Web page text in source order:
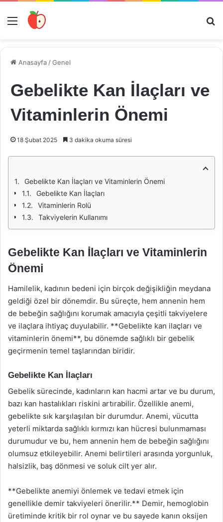
Menü
Anasayfa /Genel
Gebelikte Kan İlaçları ve
Vitaminlerin Önemi
18 Şubat 2025 3 dakika okuma süresi
Gebelikte Kan İlaçları ve Vitaminlerin Önemi
Gebelikte Kan İlaçları
Vitaminlerin Rolü
Takviyelerin Kullanımı
Gebelikte Kan İlaçları ve Vitaminlerin
Önemi
Hamilelik, kadının bedeni için birçok değişikliğin meydana
geldiği özel bir dönemdir. Bu süreçte, hem annenin hem
de bebeğin sağlığını korumak amacıyla çeşitli takviyelere
ve ilaçlara ihtiyaç duyulabilir. **Gebelikte kan ilaçları ve
vitaminlerin önemi**, bu dönemde sağlıklı bir gebelik
geçirmenin temel taşlarından biridir.
Gebelikte Kan İlaçları
Gebelik sürecinde, kadınların kan hacmi artar ve bu durum,
bazı kan hastalıkları riskini artırabilir. Özellikle anemi,
gebelikte sık karşılaşılan bir durumdur. Anemi, vücutta
yeterli miktarda sağlıklı kırmızı kan hücresi bulunmaması
durumudur ve bu, hem annenin hem de bebeğin sağlığını
olumsuz etkileyebilir. Anemi belirtileri arasında yorgunluk,
halsizlik, baş dönmesi ve soluk cilt yer alır.
**Gebelikte anemiyi önlemek ve tedavi etmek için
genellikle demir takviyeleri önerilir.** Demir, hemoglobin
üretiminde kritik bir rol oynar ve bu sayede kanın oksijen